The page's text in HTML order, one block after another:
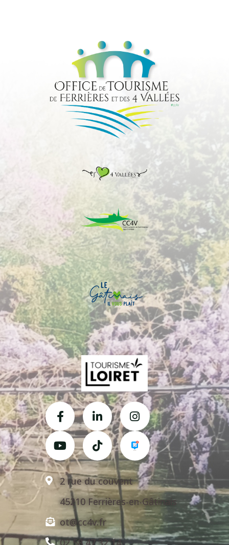
2 rue du couvent
45210 Ferrières-en-Gâtinais
ot@cc4v.fr
02 58 47 32 14